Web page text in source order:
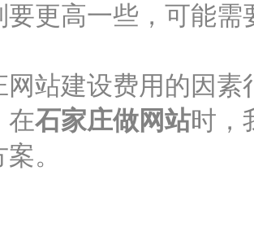
要更高一些，可能
网站建设费用的因
在石家庄做网站时，
。